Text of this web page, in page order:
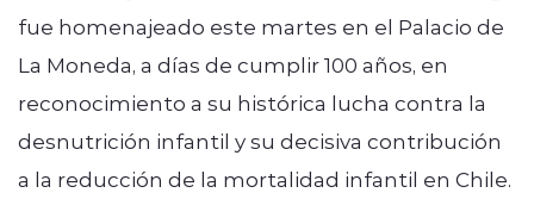
fue homenajeado este martes en el Palacio de
La Moneda, a días de cumplir 100 años, en
reconocimiento a su histórica lucha contra la
desnutrición infantil y su decisiva contribución
a la reducción de la mortalidad infantil en Chile.